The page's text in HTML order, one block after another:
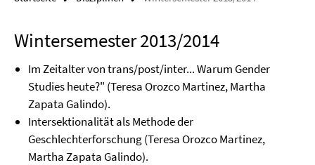
Wintersemester 2013/2014
Im Zeitalter von trans/post/inter... Warum Gender
Studies heute?" (Teresa Orozco Martinez, Martha
Zapata Galindo).
Intersektionalität als Methode der
Geschlechterforschung (Teresa Orozco Martinez,
Martha Zapata Galindo).